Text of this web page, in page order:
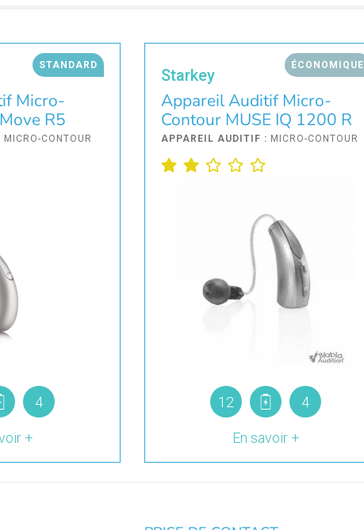
STANDARD
Micro-
R5
MICRO-CONTOUR
4
+
ÉCONOMIQUE
Starkey
Appareil Auditif Micro-
Contour MUSE IQ 1200 R
APPAREIL AUDITIF : MICRO-CONTOUR
12 4
En savoir +